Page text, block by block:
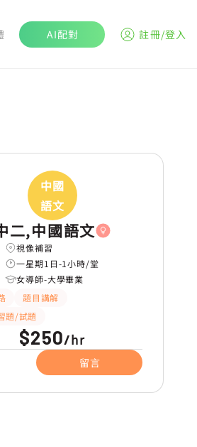
AI配對 註冊/登入
中國
語文
二,中國語文
視像補習
一星期1日-1小時/堂
女導師-大學畢業
題目講解
題/試題
$250/hr
留言